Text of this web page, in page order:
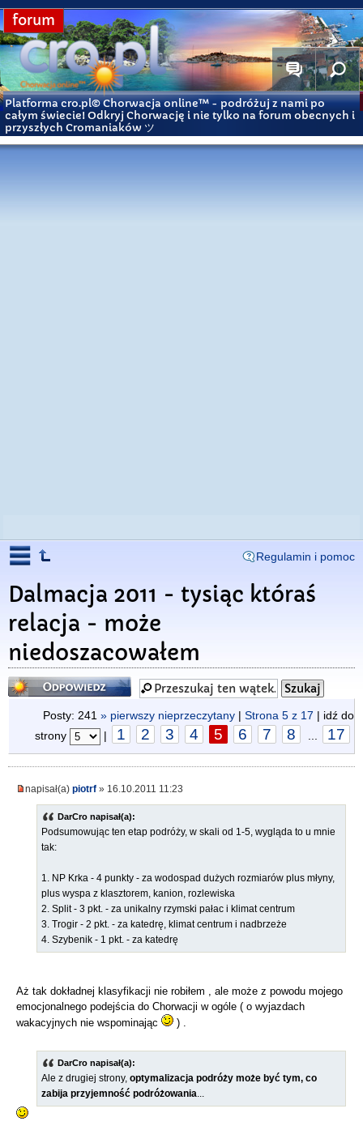
forum
Platforma cro.pl© Chorwacja online™ - podróżuj z nami po
całym świecie! Odkryj Chorwację i nie tylko na forum obecnych i
przyszłych Cromaniaków ツ
Regulamin i pomoc
Dalmacja 2011 - tysiąc któraś
relacja - może
niedoszacowałem
Odpowiedz
Posty: 241 » pierwszy nieprzeczytany | Strona 5 z 17 | idź do
strony
| 1 2 3 4 5 6 7 8 17
napisał(a) piotrf » 16.10.2011 11:23
DarCro napisał(a):
Podsumowując ten etap podróży, w skali od 1-5, wygląda to u mnie
tak:
1. NP Krka - 4 punkty - za wodospad dużych rozmiarów plus młyny,
plus wyspa z klasztorem, kanion, rozlewiska
2. Split - 3 pkt. - za unikalny rzymski pałac i klimat centrum
3. Trogir - 2 pkt. - za katedrę, klimat centrum i nadbrzeże
4. Szybenik - 1 pkt. - za katedrę
Aż tak dokładnej klasyfikacji nie robiłem , ale może z powodu mojego
emocjonalnego podejścia do Chorwacji w ogóle ( o wyjazdach
wakacyjnych nie wspominając
) .
DarCro napisał(a):
Ale z drugiej strony, optymalizacja podróży może być tym, co
zabija przyjemność podróżowania...